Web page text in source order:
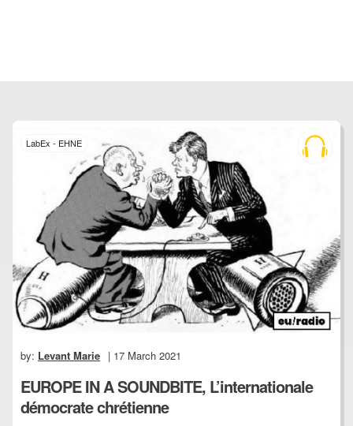
LabEx - EHNE
by: Levant Marie | 17 March 2021
EUROPE IN A SOUNDBITE, L’internationale
démocrate chrétienne